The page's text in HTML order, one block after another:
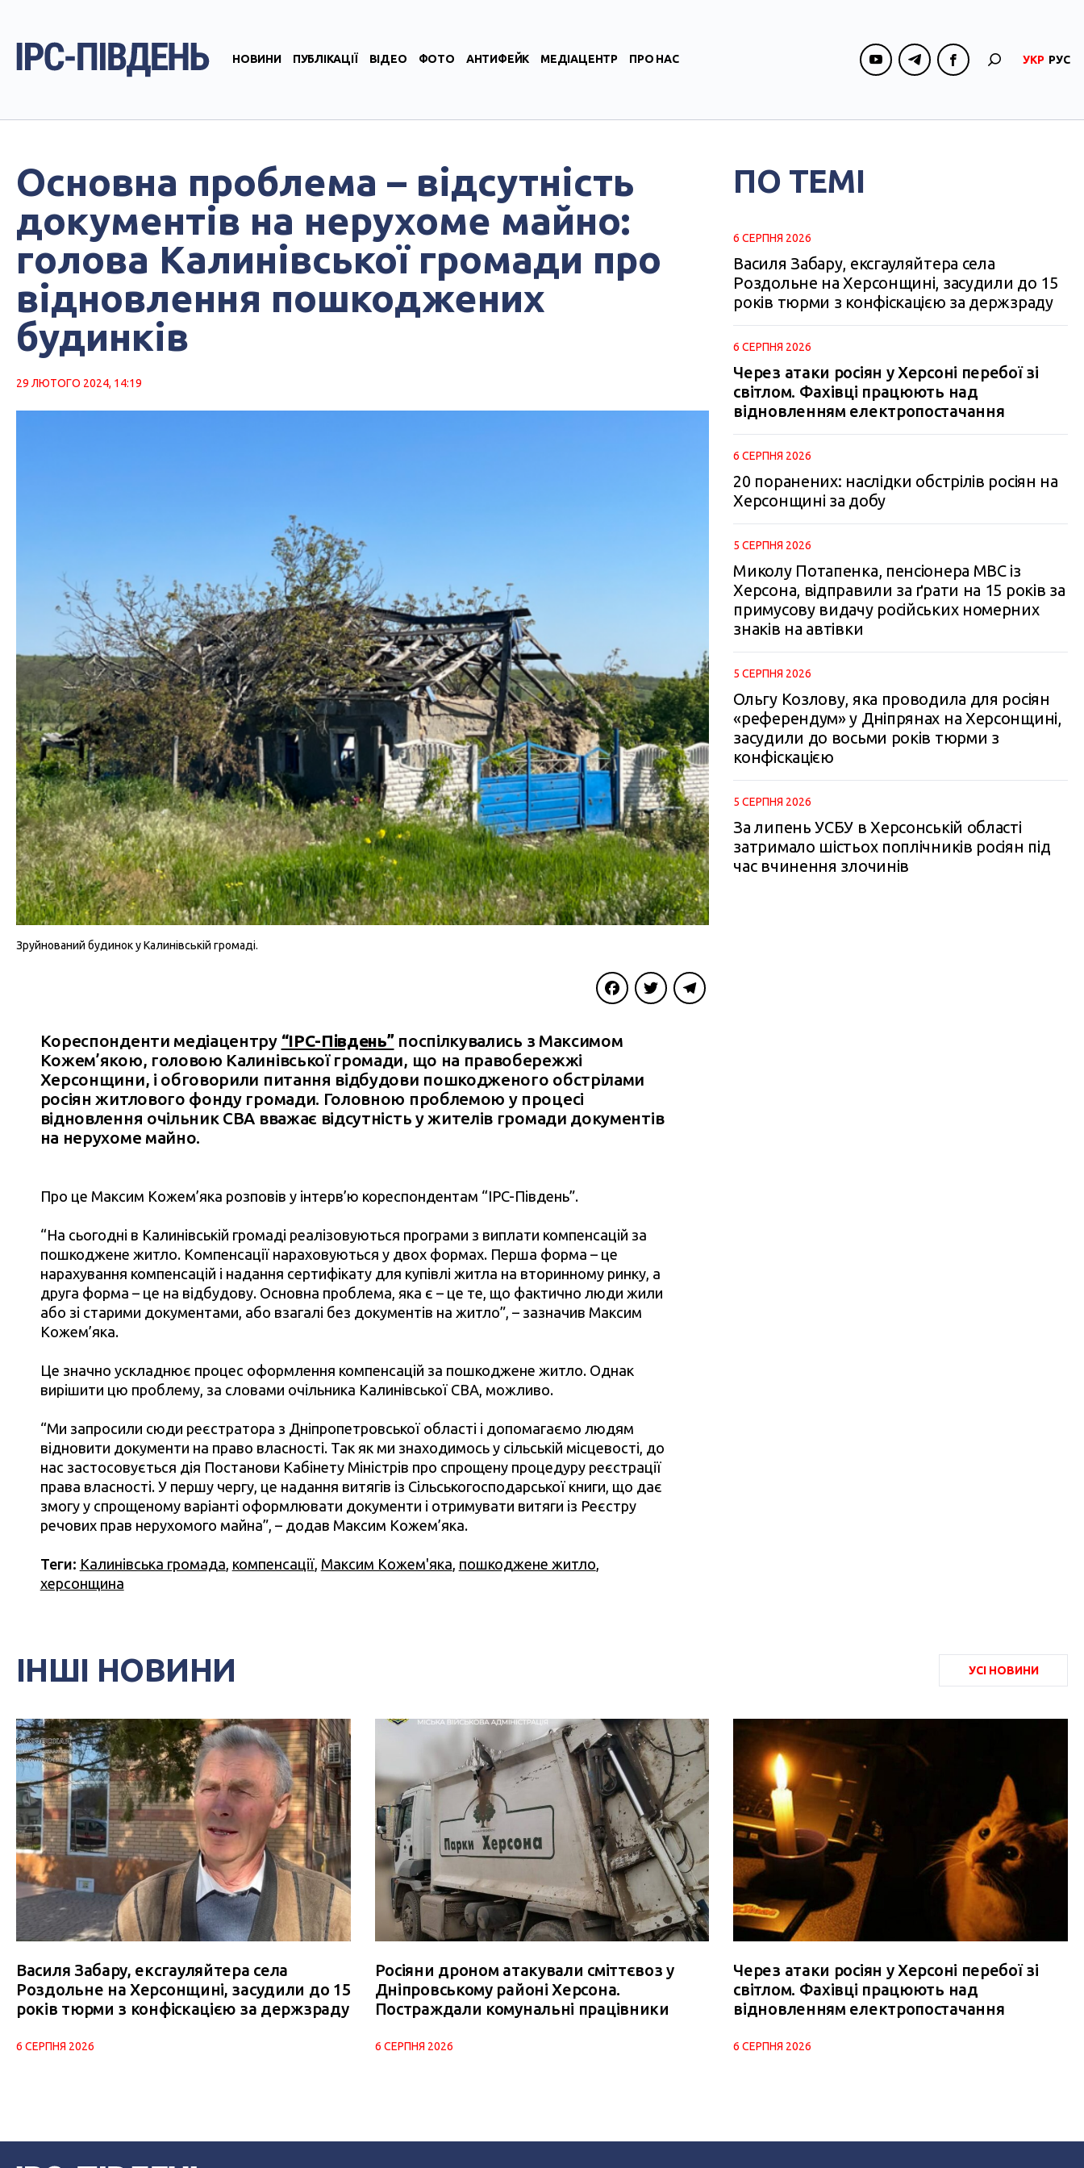
НОВИНИ ПУБЛІКАЦІЇ ВІДЕО ФОТО АНТИФЕЙК МЕДІАЦЕНТР ПРО НАС УКР РУС
Основна проблема – відсутність
документів на нерухоме майно:
голова Калинівської громади про
відновлення пошкоджених
будинків
29 ЛЮТОГО 2024, 14:19
Зруйнований будинок у Калинівській громаді.
Кореспонденти медіацентру “IPC-Південь”поспілкувались з Максимом
Кожем’якою, головою Калинівської громади, що на правобережжі
Херсонщини, і обговорили питання відбудови пошкодженого обстрілами
росіян житлового фонду громади. Головною проблемою у процесі
відновлення очільник СВА вважає відсутність у жителів громади документів
на нерухоме майно.
Про це Максим Кожем’яка розповів у інтерв’ю кореспондентам “IPC-Південь”.
“На сьогодні в Калинівській громаді реалізовуються програми з виплати компенсацій за
пошкоджене житло. Компенсації нараховуються у двох формах. Перша форма – це
нарахування компенсацій і надання сертифікату для купівлі житла на вторинному ринку, а
друга форма – це на відбудову. Основна проблема, яка є – це те, що фактично люди жили
або зі старими документами, або взагалі без документів на житло”, – зазначив Максим
Кожем’яка.
Це значно ускладнює процес оформлення компенсацій за пошкоджене житло. Однак
вирішити цю проблему, за словами очільника Калинівської СВА, можливо.
“Ми запросили сюди реєстратора з Дніпропетровської області і допомагаємо людям
відновити документи на право власності. Так як ми знаходимось у сільській місцевості, до
нас застосовується дія Постанови Кабінету Міністрів про спрощену процедуру реєстрації
права власності. У першу чергу, це надання витягів із Сільськогосподарської книги, що дає
змогу у спрощеному варіанті оформлювати документи і отримувати витяги із Реєстру
речових прав нерухомого майна”, – додав Максим Кожем’яка.
Теги: Калинівська громада компенсації, Максим Кожем'яка пошкоджене житло
херсонщина
ПО ТЕМІ
6 СЕРПНЯ 2026
Василя Забару, ексгауляйтера села
Роздольне на Херсонщині, засудили до 15
років тюрми з конфіскацією за держзраду
6 СЕРПНЯ 2026
Через атаки росіян у Херсоні перебої зі
світлом. Фахівці працюють над
відновленням електропостачання
6 СЕРПНЯ 2026
20 поранених: наслідки обстрілів росіян на
Херсонщині за добу
5 СЕРПНЯ 2026
Миколу Потапенка, пенсіонера МВС із
Херсона, відправили за ґрати на 15 років за
примусову видачу російських номерних
знаків на автівки
5 СЕРПНЯ 2026
Ольгу Козлову, яка проводила для росіян
«референдум» у Дніпрянах на Херсонщині,
засудили до восьми років тюрми з
конфіскацією
5 СЕРПНЯ 2026
За липень УСБУ в Херсонській області
затримало шістьох поплічників росіян під
час вчинення злочинів
ІНШІ НОВИНИ УСІ НОВИНИ
Василя Забару, ексгауляйтера села
Роздольне на Херсонщині, засудили до 15
років тюрми з конфіскацією за держзраду
6 СЕРПНЯ 2026
Росіяни дроном атакували сміттєвоз у
Дніпровському районі Херсона.
Постраждали комунальні працівники
6 СЕРПНЯ 2026
Через атаки росіян у Херсоні перебої зі
світлом. Фахівці працюють над
відновленням електропостачання
6 СЕРПНЯ 2026